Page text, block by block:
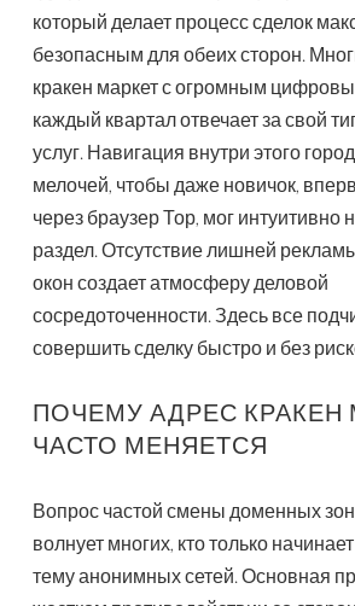
который делает процесс сделок
безопасным для обеих сторон.
кракен маркет с огромным
каждый квартал отвечает за свой
услуг. Навигация внутри этого
мелочей, чтобы даже новичок,
через браузер Тор, мог интуитивно
раздел. Отсутствие лишней
окон создает атмосферу деловой
сосредоточенности. Здесь все
совершить сделку быстро и без
ПОЧЕМУ АДРЕС КРАКЕН
ЧАСТО МЕНЯЕТСЯ
Вопрос частой смены доменных
волнует многих, кто только
тему анонимных сетей. Основная